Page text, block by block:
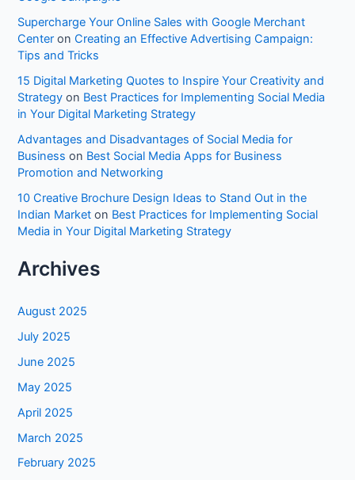
Supercharge Your Online Sales with Google Merchant
Center onCreating an Effective Advertising Campaign:
Tips and Tricks
15 Digital Marketing Quotes to Inspire Your Creativity and
Strategy on Best Practices for Implementing Social Media
in Your Digital Marketing Strategy
Advantages and Disadvantages of Social Media for
Business on Best Social Media Apps for Business
Promotion and Networking
10 Creative Brochure Design Ideas to Stand Out in the
Indian Market on Best Practices for Implementing Social
Media in Your Digital Marketing Strategy
Archives
August 2025
July 2025
June 2025
May 2025
April 2025
March 2025
February 2025